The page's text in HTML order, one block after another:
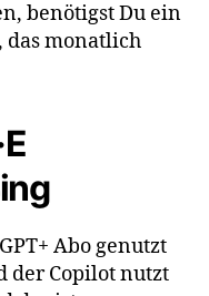
benötigst Du ein
monatlich
Abo genutzt
der Copilot nutzt